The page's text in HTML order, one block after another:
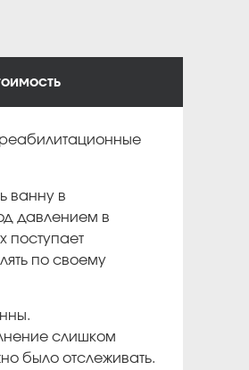
ванну в
давлением в
поступает
по своему
слишком
было отслеживать.